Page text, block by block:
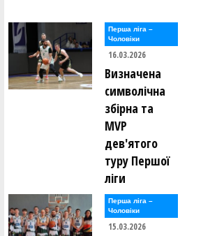
Перша лiга –
Чоловiки
16.03.2026
Визначена
символічна
збірна та
MVP
дев'ятого
туру Першої
ліги
Перша лiга –
Чоловiки
15.03.2026